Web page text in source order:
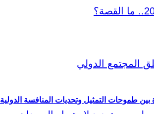
طموحات التمثيل وتحديات المنافسة الدولية